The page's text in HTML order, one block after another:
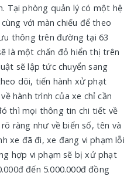
Tại phòng quản lý có một hệ
với màn chiếu để theo
thông trên đường tại 63
là một chấn đỏ hiển thị trên
sẽ lập tức chuyển sang
dõi, tiến hành xử phạt
hành trình của xe chỉ cần
thì mọi thông tin chi tiết về
ràng như về biển số, tên và
xe đã đi, xe đang vi phạm lỗi
hợp vi phạm sẽ bị xử phạt
đến 5.000.000đ đồng